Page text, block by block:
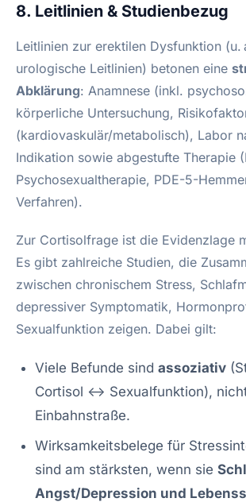
8. Leitlinien & Studienbezug
Leitlinien zur erektilen Dysfunktion (u.
urologische Leitlinien) betonen eine
Abklärung: Anamnese (inkl.
körperliche Untersuchung,
(kardiovaskulär/metabolisch), Labor
Indikation sowie abgestufte Therapie
Psychosexualtherapie, PDE-5-
Verfahren).
Zur Cortisolfrage ist die Evidenzlage
Es gibt zahlreiche Studien, die
zwischen chronischem Stress,
depressiver Symptomatik,
Sexualfunktion zeigen. Dabei gilt:
Viele Befunde sind assoziativ
Cortisol ↔ Sexualfunktion),
Einbahnstraße.
Wirksamkeitsbelege für
sind am stärksten, wenn sie
Angst/Depression und